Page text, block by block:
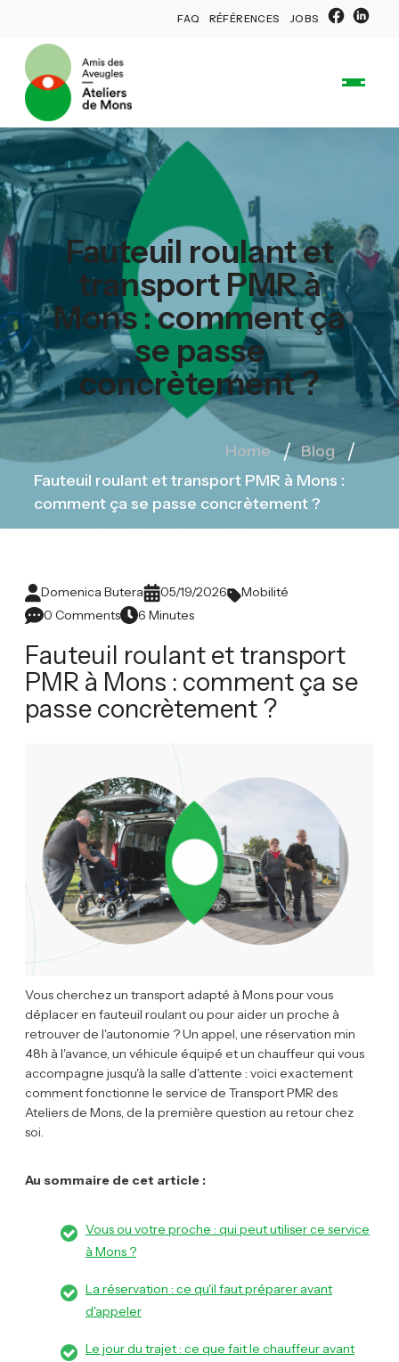
FAQ RÉFÉRENCES JOBS
Fauteuil roulant et
transport PMR à
Mons : comment ça
se passe
concrètement ?
Home
Blog
Fauteuil roulant et transport PMR à Mons :
comment ça se passe concrètement ?
Domenica Butera 05/19/2026
Mobilité
0 Comments
6 Minutes
Fauteuil roulant et transport
PMR à Mons : comment ça se
passe concrètement ?
Vous cherchez un transport adapté à Mons pour vous
déplacer en fauteuil roulant ou pour aider un proche à
retrouver de l'autonomie ? Un appel, une réservation min
48h à l'avance, un véhicule équipé et un chauffeur qui vous
accompagne jusqu'à la salle d'attente : voici exactement
comment fonctionne le service de Transport PMR des
Ateliers de Mons, de la première question au retour chez
soi.
Au sommaire de cet article :
Vous ou votre proche : qui peut utiliser ce service
à Mons ?
La réservation : ce qu'il faut préparer avant
d'appeler
Le jour du trajet : ce que fait le chauffeur avant